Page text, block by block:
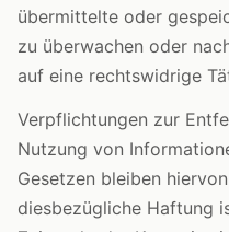
übermittelte oder
zu überwachen oder
auf eine rechtswidrige
Verpflichtungen zur
Nutzung von
Gesetzen bleiben
diesbezügliche Haftung